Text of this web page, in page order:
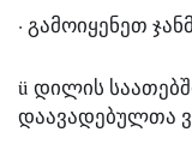
· გამოიყენეთ
ü დილის
დაავადებულთა